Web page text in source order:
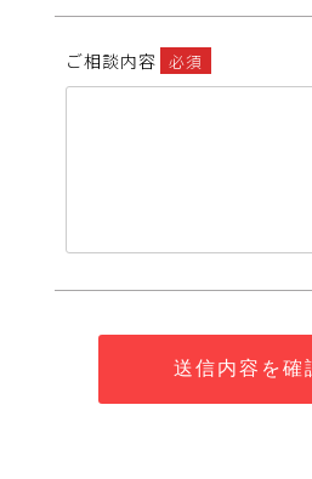
ご相談内容 必須